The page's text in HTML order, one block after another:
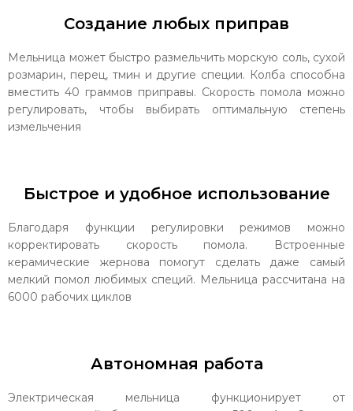
Создание любых приправ
Мельница может быстро размельчить морскую соль, сухой
розмарин, перец, тмин и другие специи. Колба способна
вместить 40 граммов приправы. Скорость помола можно
регулировать, чтобы выбирать оптимальную степень
измельчения
Быстрое и удобное использование
Благодаря функции регулировки режимов можно
корректировать скорость помола. Встроенные
керамические жернова помогут сделать даже самый
мелкий помол любимых специй. Мельница рассчитана на
6000 рабочих циклов
Автономная работа
Электрическая мельница функционирует от